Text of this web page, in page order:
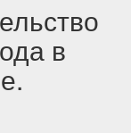
в